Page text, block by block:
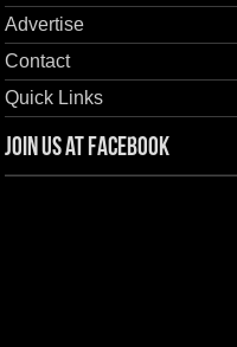
Advertise
Contact
Quick Links
Join us at Facebook